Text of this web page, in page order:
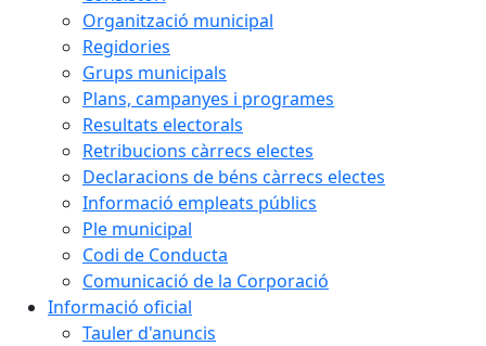
Organització municipal
Regidories
Grups municipals
Plans, campanyes i programes
Resultats electorals
Retribucions càrrecs electes
Declaracions de béns càrrecs electes
Informació empleats públics
Ple municipal
Codi de Conducta
Comunicació de la Corporació
Informació oficial
Tauler d'anuncis